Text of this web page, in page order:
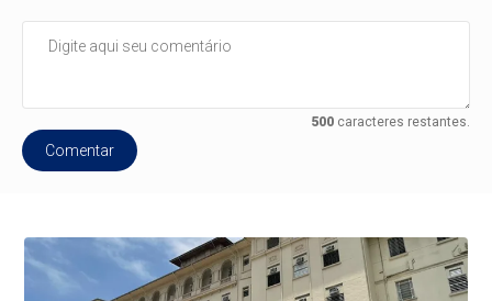
500caracteres restantes.
Comentar